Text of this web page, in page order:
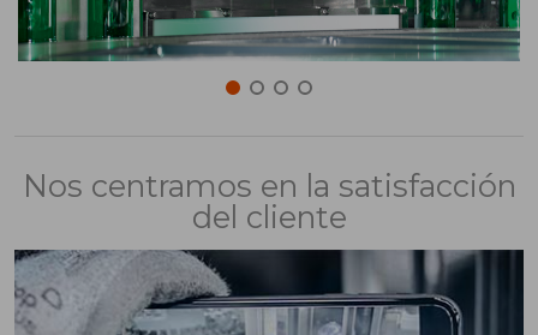
Nos centramos en la satisfacción
del cliente